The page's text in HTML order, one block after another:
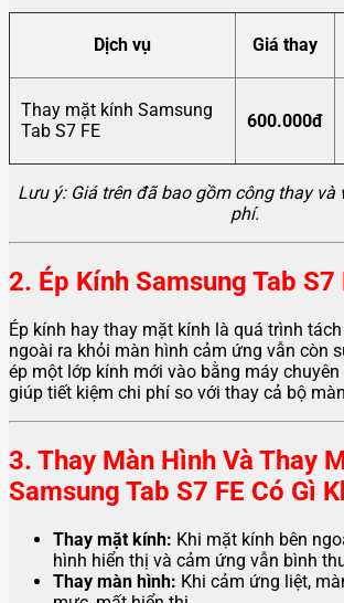
Dịch vụ Giá thay
Thay mặt kính Samsung
Tab S7 FE
600.000đ
Lưu ý: Giá trên đã bao gồm công thay và
phí.
2. Ép Kính Samsung Tab S7
Ép kính hay thay mặt kính là quá trình
ngoài ra khỏi màn hình cảm ứng vẫn còn
ép một lớp kính mới vào bằng máy
giúp tiết kiệm chi phí so với thay cả bộ
3. Thay Màn Hình Và Thay
Samsung Tab S7 FE Có Gì
Thay mặt kính: Khi mặt kính bên
hình hiển thị và cảm ứng vẫn bình
Thay màn hình: Khi cảm ứng liệt,